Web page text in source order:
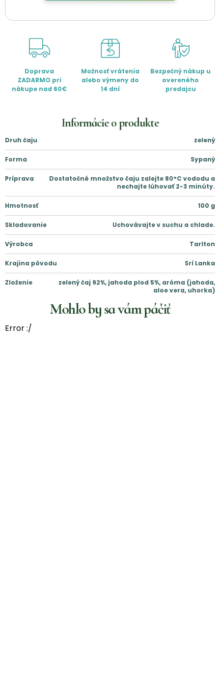
Doprava
ZADARMO pri
nákupe nad 60€
Možnosť vrátenia
alebo výmeny do
14 dní
Bezpečný nákup u
overeného
predajcu
Informácie o produkte
Druh čaju zelený
Forma Sypaný
Príprava
Dostatočné množstvo čaju zalejte 80°C vododu a
nechajte lúhovať 2-3 minúty.
Hmotnosť 100 g
Skladovanie Uchovávajte v suchu a chlade.
Výrobca Tarlton
Krajina pôvodu Srí Lanka
Zloženie
zelený čaj 92%, jahoda plod 5%, aróma (jahoda,
aloe vera, uhorka)
Mohlo by sa vám páčiť
Error :/